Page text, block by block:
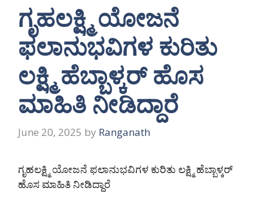
ಗೃಹಲಕ್ಷ್ಮಿ ಯೋಜನೆ
ಫಲಾನುಭವಿಗಳ ಕುರಿತು
ಲಕ್ಷ್ಮಿ ಹೆಬ್ಬಾಳ್ಕರ್ ಹೊಸ
ಮಾಹಿತಿ ನೀಡಿದ್ದಾರೆ
June 20, 2025 by Ranganath
ಗೃಹಲಕ್ಷ್ಮಿ ಯೋಜನೆ ಫಲಾನುಭವಿಗಳ ಕುರಿತು ಲಕ್ಷ್ಮಿ ಹೆಬ್ಬಾಳ್ಕರ್
ಹೊಸ ಮಾಹಿತಿ ನೀಡಿದ್ದಾರೆ